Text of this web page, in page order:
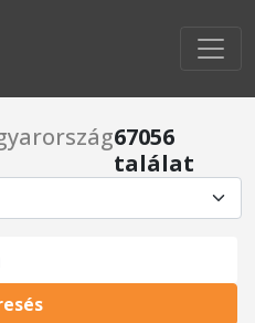
67056
találat